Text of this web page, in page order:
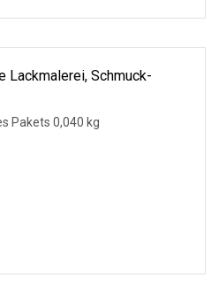
Lackmalerei, Schmuck-
Pakets 0,040 kg